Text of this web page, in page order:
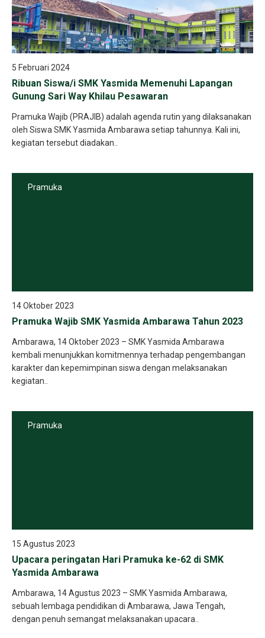
5 Februari 2024
Ribuan Siswa/i SMK Yasmida Memenuhi Lapangan
Gunung Sari Way Khilau Pesawaran
Pramuka Wajib (PRAJIB) adalah agenda rutin yang dilaksanakan
oleh Siswa SMK Yasmida Ambarawa setiap tahunnya. Kali ini,
kegiatan tersebut diadakan..
Pramuka
14 Oktober 2023
Pramuka Wajib SMK Yasmida Ambarawa Tahun 2023
Ambarawa, 14 Oktober 2023 – SMK Yasmida Ambarawa
kembali menunjukkan komitmennya terhadap pengembangan
karakter dan kepemimpinan siswa dengan melaksanakan
kegiatan..
Pramuka
15 Agustus 2023
Upacara peringatan Hari Pramuka ke-62 di SMK
Yasmida Ambarawa
Ambarawa, 14 Agustus 2023 – SMK Yasmida Ambarawa,
sebuah lembaga pendidikan di Ambarawa, Jawa Tengah,
dengan penuh semangat melaksanakan upacara..